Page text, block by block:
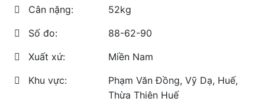
Cân nặng:
52kg
Số đo:
88-62-90
Xuất xứ:
Miền Nam
Khu vực:
Phạm Văn Đồng, Vỹ Dạ, Huế,
Thừa Thiên Huế